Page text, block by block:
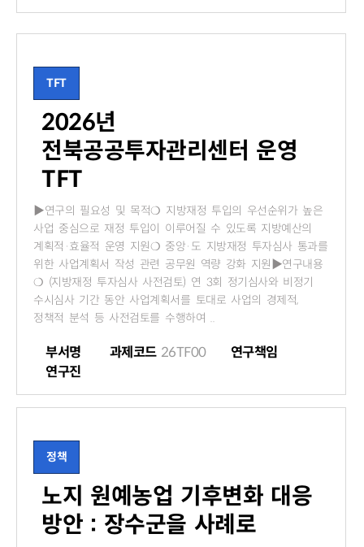
TFT
2026년
전북공공투자관리센터 운영
TFT
▶연구의 필요성 및 목적❍ 지방재정 투입의 우선순위가 높은
사업 중심으로 재정 투입이 이루어질 수 있도록 지방예산의
계획적·효율적 운영 지원❍ 중앙·도 지방재정 투자심사 통과를
위한 사업계획서 작성 관련 공무원 역량 강화 지원▶연구내용
❍ (지방재정 투자심사 사전검토) 연 3회 정기심사와 비정기
수시심사 기간 동안 사업계획서를 토대로 사업의 경제적,
정책적 분석 등 사전검토를 수행하여 ..
부서명 과제코드 26TF00
연구책임
연구진
정책
노지 원예농업 기후변화 대응
방안 : 장수군을 사례로